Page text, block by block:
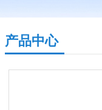
产品中心